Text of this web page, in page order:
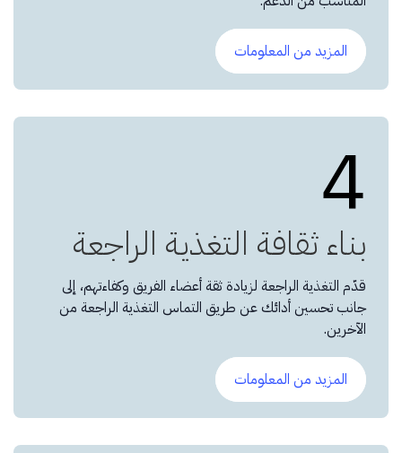
المزيد من المعلومات
4
بناء ثقافة التغذية الراجعة
قدّم التغذية الراجعة لزيادة ثقة أعضاء الفريق وكفاءتهم، إلى
جانب تحسين أدائك عن طريق التماس التغذية الراجعة من
الآخرين.
المزيد من المعلومات